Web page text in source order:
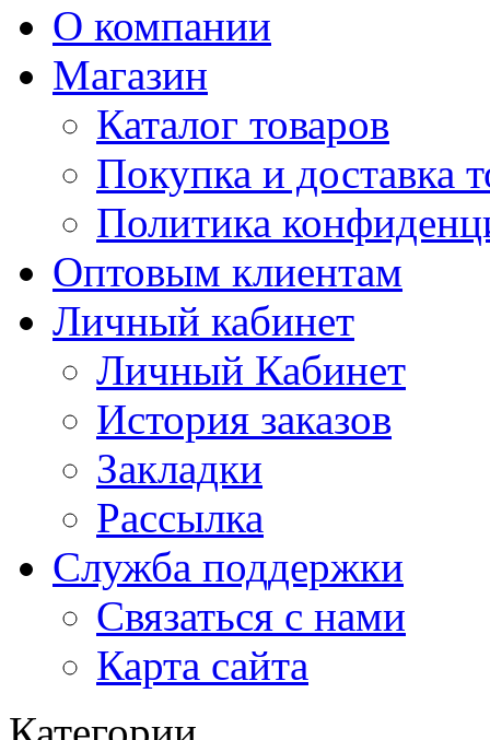
О компании
Магазин
Каталог товаров
Покупка и доставка
Политика
Оптовым клиентам
Личный кабинет
Личный Кабинет
История заказов
Закладки
Рассылка
Служба поддержки
Связаться с нами
Карта сайта